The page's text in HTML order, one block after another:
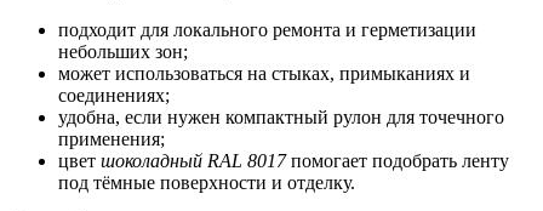
подходит для локального ремонта и герметизации
небольших зон;
может использоваться на стыках, примыканиях и
соединениях;
удобна, если нужен компактный рулон для точечного
применения;
цвет шоколадный RAL 8017помогает подобрать ленту
под тёмные поверхности и отделку.